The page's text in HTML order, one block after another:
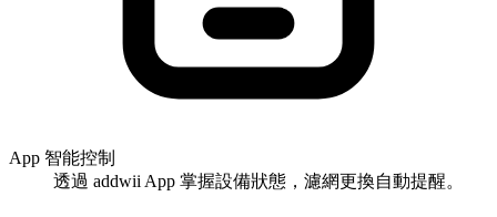
App 智能控制
透過 addwii App 掌握設備狀態，濾網更換自動提醒。